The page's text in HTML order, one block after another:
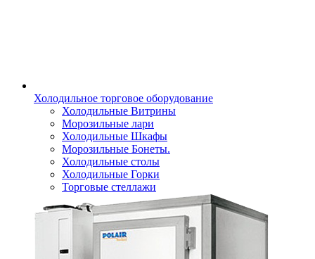
Холодильное торговое оборудование
Холодильные Витрины
Морозильные лари
Холодильные Шкафы
Морозильные Бонеты.
Холодильные столы
Холодильные Горки
Торговые стеллажи